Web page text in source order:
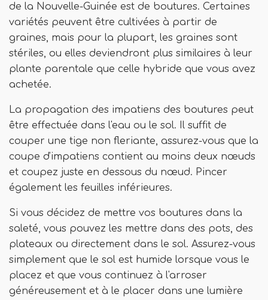
de la Nouvelle-Guinée est de boutures. Certaines
variétés peuvent être cultivées à partir de
graines, mais pour la plupart, les graines sont
stériles, ou elles deviendront plus similaires à leur
plante parentale que celle hybride que vous avez
achetée.
La propagation des impatiens des boutures peut
être effectuée dans l'eau ou le sol. Il suffit de
couper une tige non fleriante, assurez-vous que la
coupe d'impatiens contient au moins deux nœuds
et coupez juste en dessous du nœud. Pincer
également les feuilles inférieures.
Si vous décidez de mettre vos boutures dans la
saleté, vous pouvez les mettre dans des pots, des
plateaux ou directement dans le sol. Assurez-vous
simplement que le sol est humide lorsque vous le
placez et que vous continuez à l'arroser
généreusement et à le placer dans une lumière